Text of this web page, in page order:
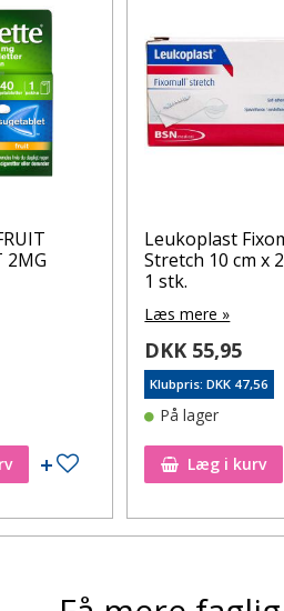
2MG
Tilføj til ønskeseddel
Leukoplast
Stretch 10 cm x
1 stk.
Læs mere »
DKK 55,95
Klubpris: DKK 47,56
På lager
Læg i kurv